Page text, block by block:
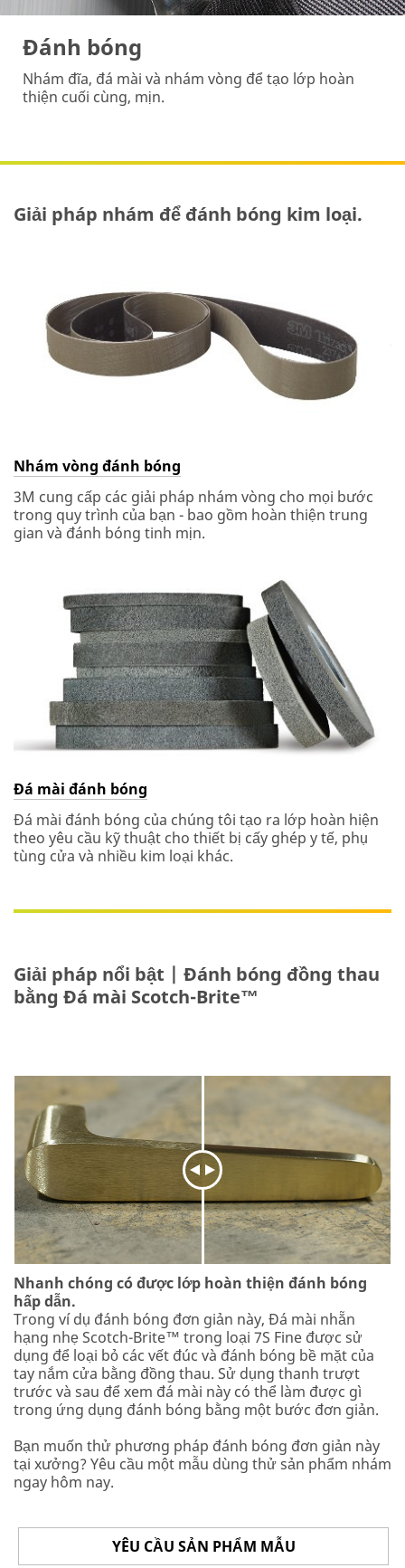
Đánh bóng
Nhám đĩa, đá mài và nhám vòng để tạo lớp hoàn
thiện cuối cùng, mịn.
Giải pháp nhám để đánh bóng kim loại.
Nhám vòng đánh bóng
3M cung cấp các giải pháp nhám vòng cho mọi bước
trong quy trình của bạn - bao gồm hoàn thiện trung
gian và đánh bóng tinh mịn.
Đá mài đánh bóng
Đá mài đánh bóng của chúng tôi tạo ra lớp hoàn hiện
theo yêu cầu kỹ thuật cho thiết bị cấy ghép y tế, phụ
tùng cửa và nhiều kim loại khác.
Giải pháp nổi bật | Đánh bóng đồng thau
bằng Đá mài Scotch-Brite™
Nhanh chóng có được lớp hoàn thiện đánh bóng
hấp dẫn.
Trong ví dụ đánh bóng đơn giản này, Đá mài nhẵn
hạng nhẹ Scotch-Brite™ trong loại 7S Fine được sử
dụng để loại bỏ các vết đúc và đánh bóng bề mặt của
tay nắm cửa bằng đồng thau. Sử dụng thanh trượt
trước và sau để xem đá mài này có thể làm được gì
trong ứng dụng đánh bóng bằng một bước đơn giản.
Bạn muốn thử phương pháp đánh bóng đơn giản này
tại xưởng? Yêu cầu một mẫu dùng thử sản phẩm nhám
ngay hôm nay.
YÊU CẦU SẢN PHẨM MẪU